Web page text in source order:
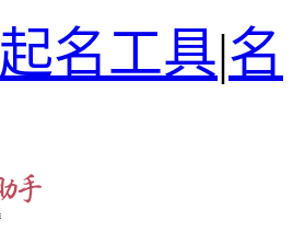
起名工具|名